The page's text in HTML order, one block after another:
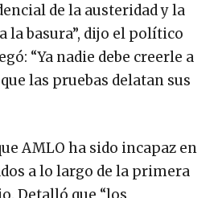
de la austeridad y la
la basura”, dijo el político
“Ya nadie debe creerle a
las pruebas delatan sus
AMLO ha sido incapaz en
a lo largo de la primera
Detalló que “los